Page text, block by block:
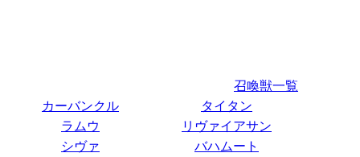
召喚獣一覧
カーバンクル
タイタン
ラムウ
リヴァイアサン
シヴァ
バハムート